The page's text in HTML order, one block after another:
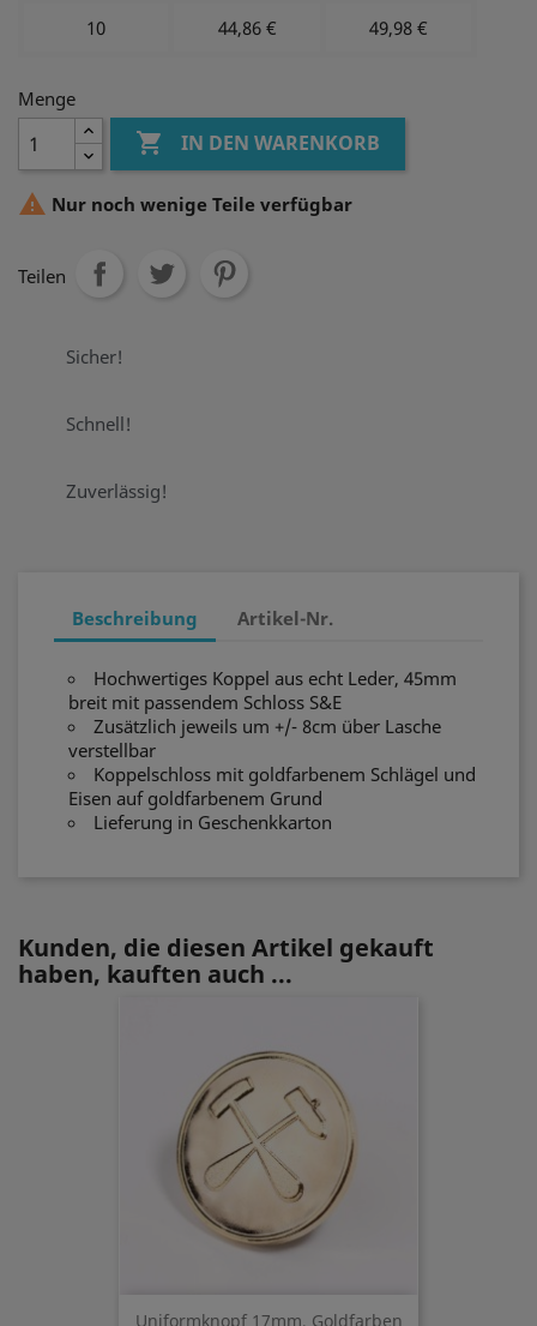
10 44,86 € 49,98 €
Menge
 IN DEN WARENKORB
 Nur noch wenige Teile verfügbar
Teilen
Sicher!
Schnell!
Zuverlässig!
Beschreibung Artikel-Nr.
Hochwertiges Koppel aus echt Leder, 45mm
breit mit passendem Schloss S&E
Zusätzlich jeweils um +/- 8cm über Lasche
verstellbar
Koppelschloss mit goldfarbenem Schlägel und
Eisen auf goldfarbenem Grund
Lieferung in Geschenkkarton
Kunden, die diesen Artikel gekauft
haben, kauften auch ...
Uniformknopf 17mm, Goldfarben